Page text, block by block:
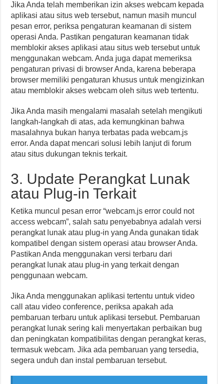
Jika Anda telah memberikan izin akses webcam kepada
aplikasi atau situs web tersebut, namun masih muncul
pesan error, periksa pengaturan keamanan di sistem
operasi Anda. Pastikan pengaturan keamanan tidak
memblokir akses aplikasi atau situs web tersebut untuk
menggunakan webcam. Anda juga dapat memeriksa
pengaturan privasi di browser Anda, karena beberapa
browser memiliki pengaturan khusus untuk mengizinkan
atau memblokir akses webcam oleh situs web tertentu.
Jika Anda masih mengalami masalah setelah mengikuti
langkah-langkah di atas, ada kemungkinan bahwa
masalahnya bukan hanya terbatas pada webcam.js
error. Anda dapat mencari solusi lebih lanjut di forum
atau situs dukungan teknis terkait.
3. Update Perangkat Lunak
atau Plug-in Terkait
Ketika muncul pesan error “webcam.js error could not
access webcam”, salah satu penyebabnya adalah versi
perangkat lunak atau plug-in yang Anda gunakan tidak
kompatibel dengan sistem operasi atau browser Anda.
Pastikan Anda menggunakan versi terbaru dari
perangkat lunak atau plug-in yang terkait dengan
penggunaan webcam.
Jika Anda menggunakan aplikasi tertentu untuk video
call atau video conference, periksa apakah ada
pembaruan terbaru untuk aplikasi tersebut. Pembaruan
perangkat lunak sering kali menyertakan perbaikan bug
dan peningkatan kompatibilitas dengan perangkat keras,
termasuk webcam. Jika ada pembaruan yang tersedia,
segera unduh dan instal pembaruan tersebut.